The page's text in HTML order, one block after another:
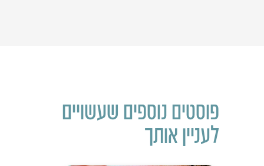
פוסטים נוספים שעשויים
לעניין אותך